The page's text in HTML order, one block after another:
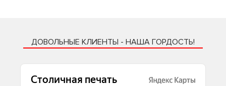
ДОВОЛЬНЫЕ КЛИЕНТЫ - НАША ГОРДОСТЬ!